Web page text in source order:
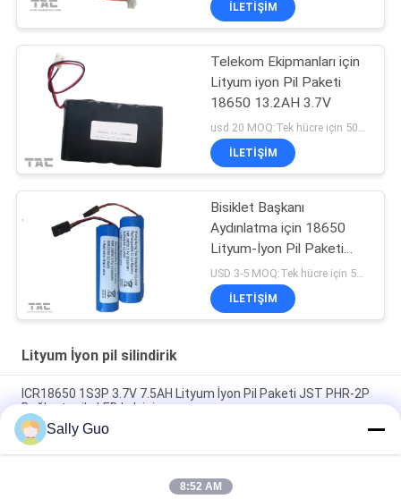
İLETIŞIM
Telekom Ekipmanları için
Lityum iyon Pil Paketi
18650 13.2AH 3.7V
usd 20 MOQ:Tek hücre için 500 adet, pil paketleri için 50 adet
İLETIŞIM
Bisiklet Başkanı
Aydınlatma için 18650
Lityum-İyon Pil Paketi
3350mah Benzer
Panasonic
İLETIŞIM
Lityum İyon pil silindirik
ICR18650 1S3P 3.7V 7.5AH Lityum İyon Pil Paketi JST PHR-2P
Bağlantısı ile LED Işık için
18650 Cep Telefonları İçin Lityum Pil INM 7.4V Lityum İyon
2200mAh Paket
Bisiklet Farlar için 3.7 Volt 2300 mAh lityum iyon Silindirik Pil
Sally Guo
8:52 AM